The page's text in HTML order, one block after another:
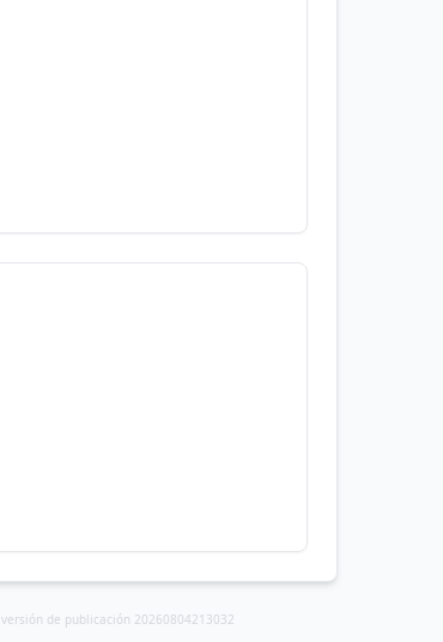
versión de publicación 20260804213032